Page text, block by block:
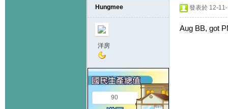
Hungmee
洋房
90
發表於 12-
Aug BB, got